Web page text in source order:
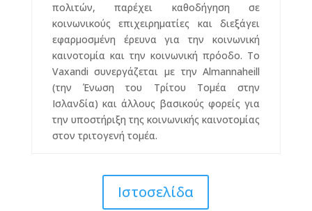
πολιτών, παρέχει καθοδήγηση σε
κοινωνικούς επιχειρηματίες και διεξάγει
εφαρμοσμένη έρευνα για την κοινωνική
καινοτομία και την κοινωνική πρόοδο. Το
Vaxandi συνεργάζεται με την Almannaheill
(την Ένωση του Τρίτου Τομέα στην
Ισλανδία) και άλλους βασικούς φορείς για
την υποστήριξη της κοινωνικής καινοτομίας
στον τριτογενή τομέα.
Ιστοσελίδα